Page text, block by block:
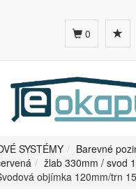
0
SYSTÉMY
Barevné
žlab 330mm / svod
objímka 120mm/trn